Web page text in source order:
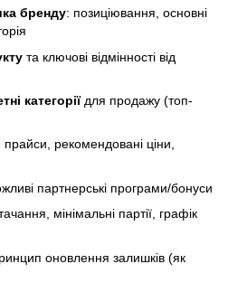
бренду: позиціювання, основні
та ключові відмінності від
категоріїдля продажу (топ-
прайси, рекомендовані ціни,
партнерські програми/бонуси
мінімальні партії, графік
оновлення залишків (як